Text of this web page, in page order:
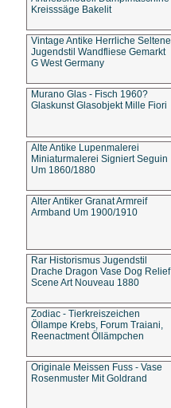
Kreisssäge Bakelit
Vintage Antike Herrliche Seltene
Jugendstil Wandfliese Gemarkt
G West Germany
Murano Glas - Fisch 1960?
Glaskunst Glasobjekt Mille Fiori
Alte Antike Lupenmalerei
Miniaturmalerei Signiert Seguin
Um 1860/1880
Alter Antiker Granat Armreif
Armband Um 1900/1910
Rar Historismus Jugendstil
Drache Dragon Vase Dog Relief
Scene Art Nouveau 1880
Zodiac - Tierkreiszeichen
Öllampe Krebs, Forum Traiani,
Reenactment Öllämpchen
Originale Meissen Fuss - Vase
Rosenmuster Mit Goldrand